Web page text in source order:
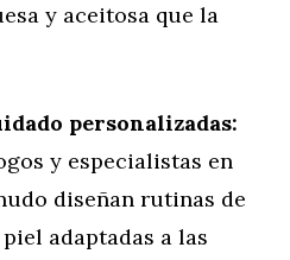
y aceitosa que la
personalizadas:
y especialistas en
diseñan rutinas de
adaptadas a las